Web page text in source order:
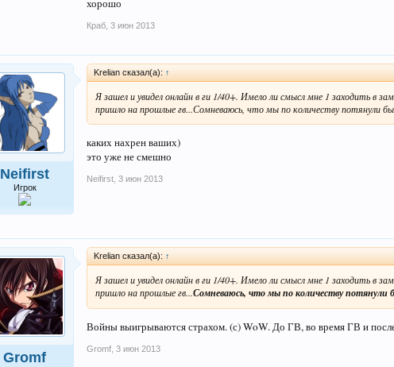
хорошо
Краб 3 июн 2013
Neifirst
Игрок
Krelian сказал(а): ↑
Я зашел и увидел онлайн в ги 1/40+. Имело ли смысл мне 1 заходить в
пришло на прошлые гв...Сомневаюсь, что мы по количеству потянули
каких нахрен ваших)
это уже не смешно
Neifirst 3 июн 2013
Gromf
Krelian сказал(а): ↑
Я зашел и увидел онлайн в ги 1/40+. Имело ли смысл мне 1 заходить в
пришло на прошлые гв...Сомневаюсь, что мы по количеству потянули
Войны выигрываются страхом. (с) WoW. До ГВ, во время ГВ и
Gromf 3 июн 2013